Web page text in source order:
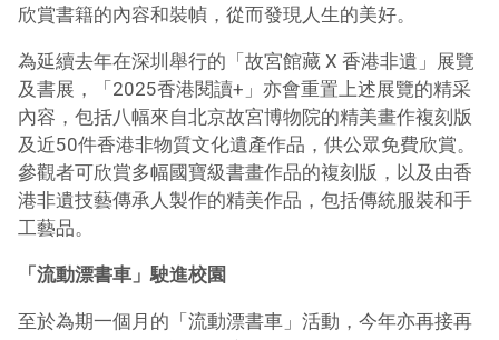
欣賞書籍的內容和裝幀，從而發現人生的美好。
為延續去年在深圳舉行的「故宮館藏 X 香港非遺」展覽
及書展，「2025香港閱讀+」亦會重置上述展覽的精采
內容， 包括八幅來自北京故宮博物院的精美畫作複刻版
及近50件香港非物質文化遺產作品，供公眾免費欣賞。
參觀者可欣賞多幅國寶級書畫作品的複刻版，以及由香
港非遺技藝傳承人製作的精美作品，包括傳統服裝和手
工藝品。
「流動漂書車」駛進校園
至於為期一個月的「流動漂書車」活動，今年亦再接再